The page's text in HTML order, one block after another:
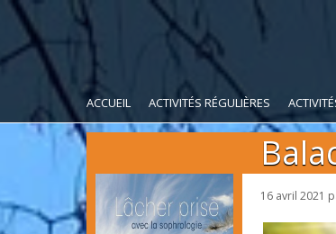
ACCUEIL ACTIVITÉS RÉGULIÈRES
16 avril 2021